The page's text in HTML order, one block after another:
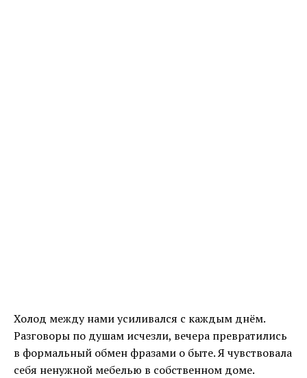
Холод между нами усиливался с каждым днём.
Разговоры по душам исчезли, вечера превратились
в формальный обмен фразами о быте. Я чувствовала
себя ненужной мебелью в собственном доме.